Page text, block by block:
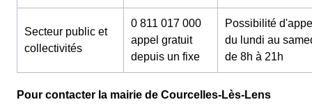
Secteur public et
collectivités
0 811 017 000
appel gratuit
depuis un fixe
Possibilité
du lundi au
de 8h à 21h
Pour contacter la mairie de Courcelles-Lès-Lens